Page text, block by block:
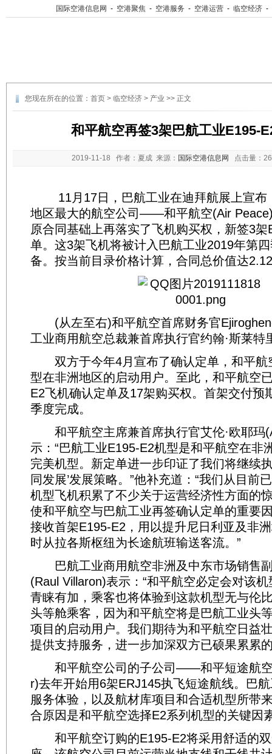
国际空港信息网 - 空港聚焦 - 空港服务 - 空港运营 - 临空经济 -
您现在所在的位置： 首页 > 临空经济 > 产业 >> 正文
和平航空再签3架巴航工业E195-
2019-11-18 作者：夏成 来源： 国际空港信息网 点击量：
11月17日，巴航工业在迪拜航展上宣布
地区最大的航空公司——和平航空(Air
原合同基础上再落实了飞机购买权，新签3架
单。这3架飞机将被计入巴航工业2019年第
备。按当前目录价格计算，合同总价值达
(从左至右)和平航空首席财务官
工业商用航空总裁兼首席执行官约翰·斯莱特
双方于今年4月宣布了确认定单，和平航
型在非洲地区的启动用户。至此，和平航空
E2飞机确认定单及17架购买权。首架交付预
季度完成。
和平航空主席兼首席执行官艾伦·欧耶玛
示：“巴航工业E195-E2机型是和平航空在非
完美机型。新定单进一步印证了我们将继续
同发展’发展策略。”他补充道：“我们从目前
机型飞机积累了不少关于运营经济性方面的
使和平航空与巴航工业再签确认定单的重要
接收首架E195-E2，用以提升尼日利亚及非
时从拉各斯枢纽为长途航班输送客流。”
巴航工业商用航空非洲及中东市场销售副
(Raul Villaron)表示：“和平航空必定会对该
青睐有加，乘客也将体验到这款机型无与伦
头等舱乘客，因为和平航空将是巴航工业头
项目的启动用户。我们期待为和平航空日益
提供支持服务，进一步加深双方已硕果累累
和平航空公司的子公司——和平短途航空
r)去年开始用6架ERJ145执飞短途航线。巴
服务体验，以及航材库项目和合适机型所带
合原因是和平航空选择E2系列机型的关键因
和平航空订购的E195-E2将采用舒适的双